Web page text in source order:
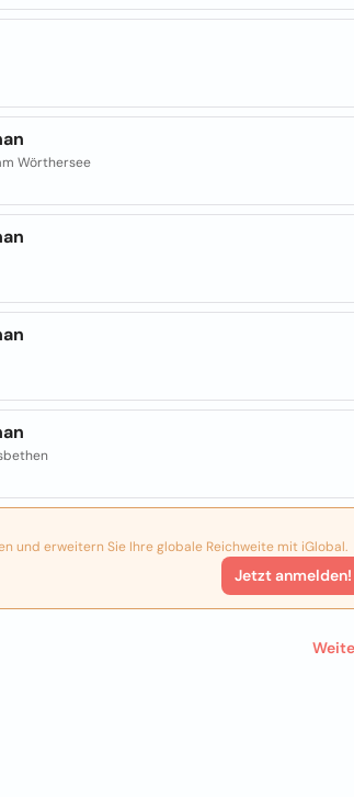
Wörthersee
und erweitern Sie Ihre globale Reichweite mit iGlobal.
Jetzt anmelden!